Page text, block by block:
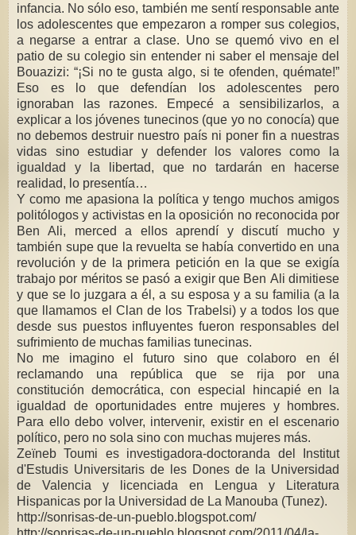
infancia. No sólo eso, también me sentí responsable ante
los adolescentes que empezaron a romper sus colegios,
a negarse a entrar a clase. Uno se quemó vivo en el
patio de su colegio sin entender ni saber el mensaje del
Bouazizi: “¡Si no te gusta algo, si te ofenden, quémate!”
Eso es lo que defendían los adolescentes pero
ignoraban las razones. Empecé a sensibilizarlos, a
explicar a los jóvenes tunecinos (que yo no conocía) que
no debemos destruir nuestro país ni poner fin a nuestras
vidas sino estudiar y defender los valores como la
igualdad y la libertad, que no tardarán en hacerse
realidad, lo presentía…
Y como me apasiona la política y tengo muchos amigos
politólogos y activistas en la oposición no reconocida por
Ben Ali, merced a ellos aprendí y discutí mucho y
también supe que la revuelta se había convertido en una
revolución y de la primera petición en la que se exigía
trabajo por méritos se pasó a exigir que Ben Ali dimitiese
y que se lo juzgara a él, a su esposa y a su familia (a la
que llamamos el Clan de los Trabelsi) y a todos los que
desde sus puestos influyentes fueron responsables del
sufrimiento de muchas familias tunecinas.
No me imagino el futuro sino que colaboro en él
reclamando una república que se rija por una
constitución democrática, con especial hincapié en la
igualdad de oportunidades entre mujeres y hombres.
Para ello debo volver, intervenir, existir en el escenario
político, pero no sola sino con muchas mujeres más.
Zeïneb Toumi es investigadora-doctoranda del Institut
d'Estudis Universitaris de les Dones de la Universidad
de Valencia y licenciada en Lengua y Literatura
Hispanicas por la Universidad de La Manouba (Tunez).
http://sonrisas-de-un-pueblo.blogspot.com/